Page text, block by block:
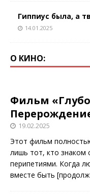
Гиппиус была, а
14.01.2025
О КИНО:
Фильм
19.02.2025
Этот фильм
лишь тот, кто знаком
перипетиями. Когда
вместе быть